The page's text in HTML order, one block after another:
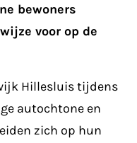
bewoners
voor op de
Hillesluis tijdens
autochtone en
zich op hun